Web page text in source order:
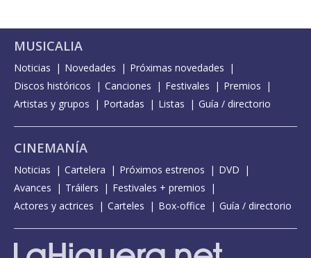
MUSICALIA
Noticias Novedades
Próximas novedades
Discos históricos
Canciones Festivales
Premios
Artistas y grupos
Portadas Listas Guía / directorio
CINEMANÍA
Noticias Cartelera Próximos estrenos
DVD
Avances
Tráilers
Festivales + premios
Actores y actrices
Carteles Box-office Guía / directorio